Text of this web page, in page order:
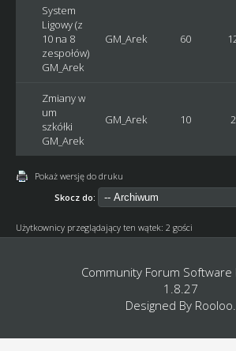
System
Ligowy (z
10 na 8
zespołów)
GM_Arek
GM_Arek 60
Zmiany w
um
szkółki
GM_Arek
GM_Arek 10
Pokaż wersję do druku
Skocz do:
Użytkownicy przeglądający ten wątek: 2 gości
Community Forum Software
1.8.27
Designed By Rooloo